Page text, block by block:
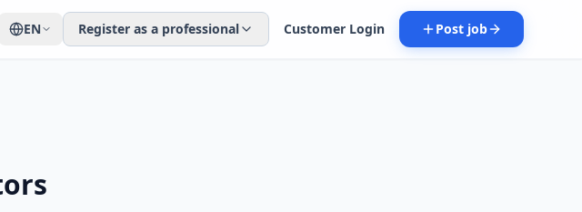
EN Register as a professional Customer Login Post job